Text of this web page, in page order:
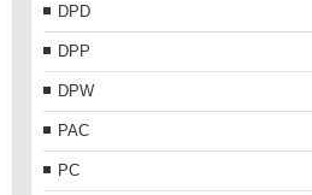
DPD
DPP
DPW
PAC
PC